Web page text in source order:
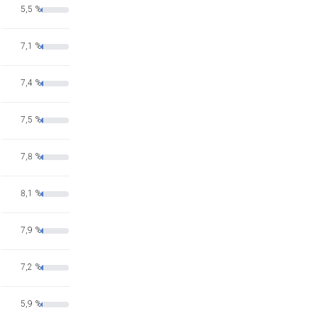
5,5 %
7,1 %
7,4 %
7,5 %
7,8 %
8,1 %
7,9 %
7,2 %
5,9 %